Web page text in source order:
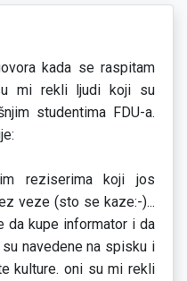
kada se raspitam
mi rekli ljudi koji su
studentima FDU-a.
reziserima koji jos
veze (sto se kaze:-)...
da kupe informator i da
navedene na spisku i
kulture. oni su mi rekli